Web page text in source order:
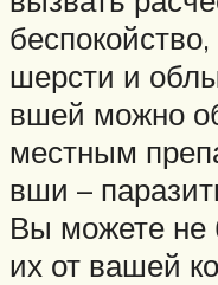
шерсти и
вшей можно
местным
вши –
Вы можете не
их от вашей